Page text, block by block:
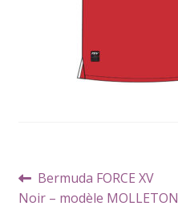
Navigation
de
Article
précédent :
Bermuda FORCE XV
Noir – modèle MOLLETON